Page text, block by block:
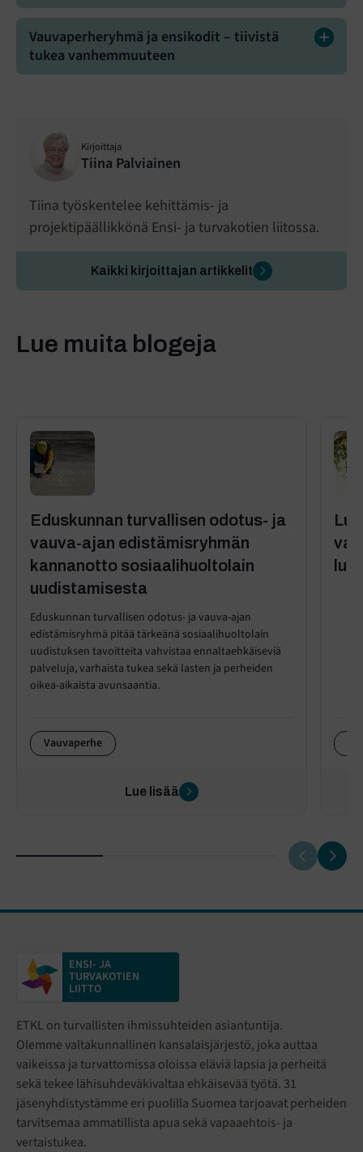
Vauvaperheryhmä ja ensikodit – tiivistä
tukea vanhemmuuteen
Kirjoittaja
Tiina Palviainen
Tiina työskentelee kehittämis- ja
projektipäällikkönä Ensi- ja turvakotien liitossa.
Kaikki kirjoittajan artikkelit
Lue muita blogeja
Eduskunnan turvallisen odotus- ja
vauva-ajan edistämisryhmän
kannanotto sosiaalihuoltolain
uudistamisesta
Eduskunnan turvallisen odotus- ja vauva-ajan
edistämisryhmä pitää tärkeänä sosiaalihuoltolain
uudistuksen tavoitteita vahvistaa ennaltaehkäiseviä
palveluja, varhaista tukea sekä lasten ja perheiden
oikea-aikaista avunsaantia.
Vauvaperhe
Lue lisää
ENSI- JA
TURVAKOTIEN
LIITTO
ETKL on turvallisten ihmissuhteiden asiantuntija.
Olemme valtakunnallinen kansalaisjärjestö, joka auttaa
vaikeissa ja turvattomissa oloissa eläviä lapsia ja perheitä
sekä tekee lähisuhdeväkivaltaa ehkäisevää työtä. 31
jäsenyhdistystämme eri puolilla Suomea tarjoavat perheiden
tarvitsemaa ammatillista apua sekä vapaaehtois- ja
vertaistukea.